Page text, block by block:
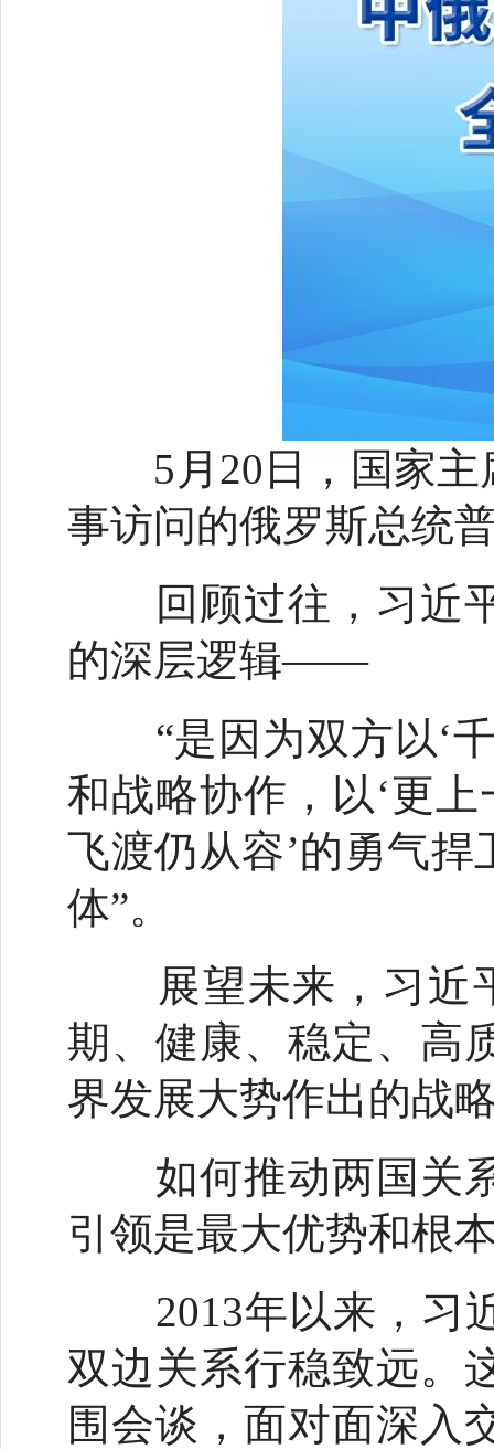
5月20日，国家主
事访问的俄罗斯总统
回顾过往，习近平
的深层逻辑——
“是因为双方以‘千
和战略协作，以‘更
飞渡仍从容’的勇气
体”。
展望未来，习近平
期、健康、稳定、高
界发展大势作出的战
如何推动两国关系
引领是最大优势和根
2013年以来，习近
双边关系行稳致远。
围会谈，面对面深入